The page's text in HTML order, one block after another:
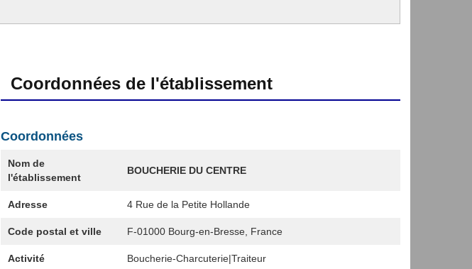
Coordonnées de l'établissement
Coordonnées
Nom de
l'établissement
BOUCHERIE DU CENTRE
Adresse 4 Rue de la Petite Hollande
Code postal et ville F-01000 Bourg-en-Bresse, France
Activité Boucherie-Charcuterie|Traiteur